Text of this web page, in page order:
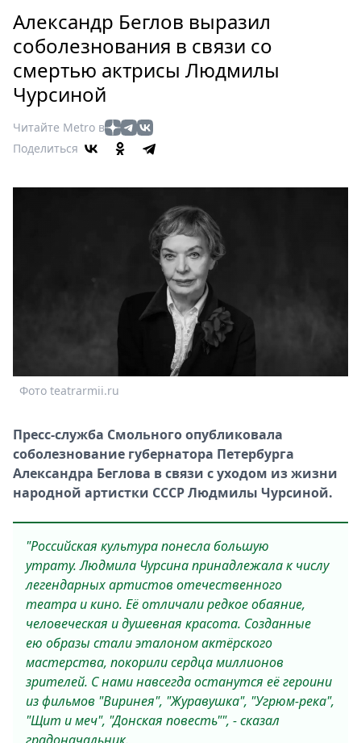
Россия
Мир
Здоровье
Еда
Мода
Театр
релизы
Metro
Спецпроекты
Звезды
2026
Скачай
Metro
Александр Беглов выразил
соболезнования в связи со
смертью актрисы Людмилы
Чурсиной
Читайте Metro в
Поделиться
Фото teatrarmii.ru
Пресс-служба Смольного опубликовала
соболезнование губернатора Петербурга
Александра Беглова в связи с уходом из жизни
народной артистки СССР Людмилы Чурсиной.
"Российская культура понесла большую
утрату. Людмила Чурсина принадлежала к числу
легендарных артистов отечественного
театра и кино. Её отличали редкое обаяние,
человеческая и душевная красота. Созданные
ею образы стали эталоном актёрского
мастерства, покорили сердца миллионов
зрителей. С нами навсегда останутся её героини
из фильмов "Виринея", "Журавушка", "Угрюм‑река",
"Щит и меч", "Донская повесть"", - сказал